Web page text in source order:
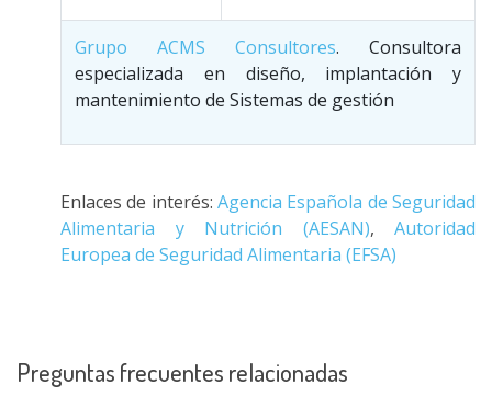
Grupo ACMS Consultores. Consultora
especializada en diseño, implantación y
mantenimiento de Sistemas de gestión
Enlaces de interés: Agencia Española de Seguridad
Alimentaria y Nutrición (AESAN), Autoridad
Europea de Seguridad Alimentaria (EFSA)
Preguntas frecuentes relacionadas